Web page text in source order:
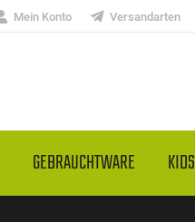
Mein Konto Versandarten
GEBRAUCHTWARE KIDS